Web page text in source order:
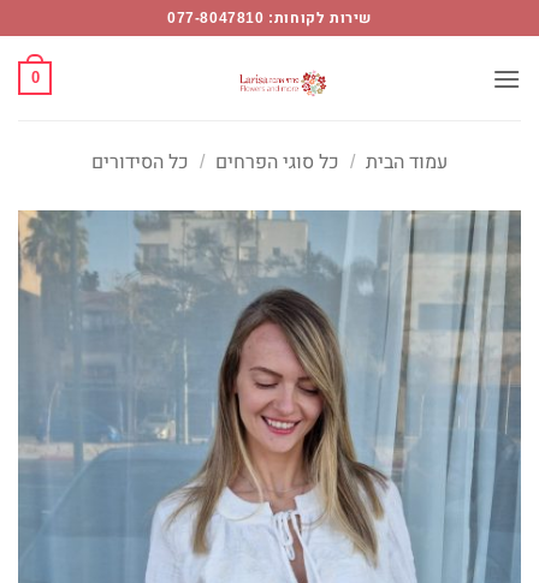
content
שירות לקוחות: 077-8047810
0
עמוד הבית / כל סוגי הפרחים / כל הסידורים